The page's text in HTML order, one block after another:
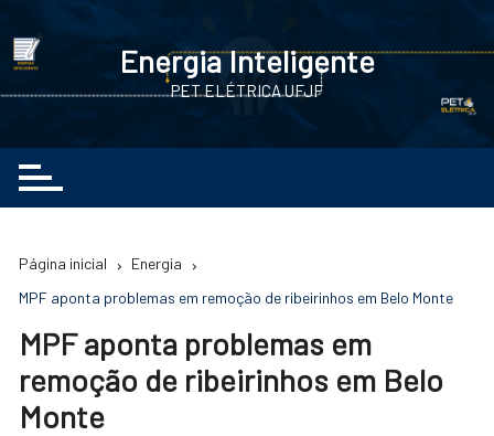
para
conteúdo
Energia Inteligente
PET ELÉTRICA UFJF
Página inicial
Energia
MPF aponta problemas em remoção de ribeirinhos em Belo Monte
MPF aponta problemas em
remoção de ribeirinhos em Belo
Monte